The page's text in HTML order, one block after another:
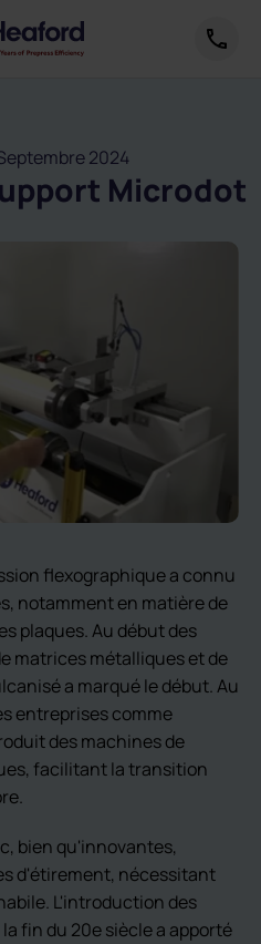
2024
Microdot
flexographique a connu
notamment en matière de
plaques. Au début des
matrices métalliques et de
a marqué le début. Au
entreprises comme
des machines de
facilitant la transition
bien qu'innovantes,
d'étirement, nécessitant
L'introduction des
fin du 20e siècle a apporté